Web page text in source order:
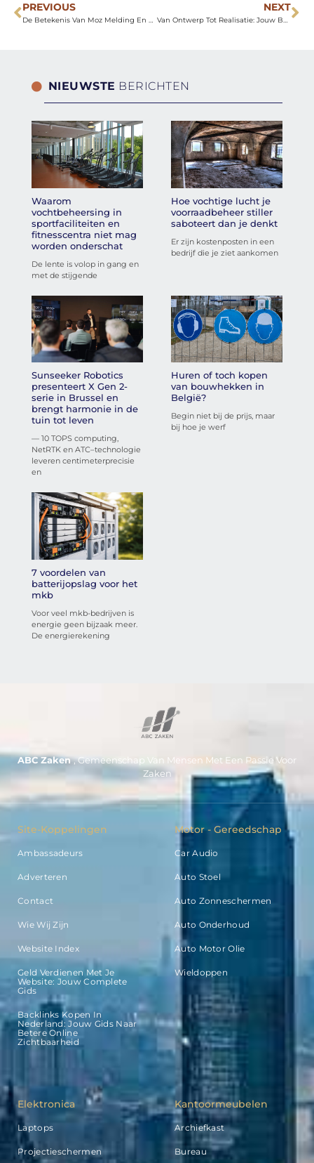
PREVIOUS
De Betekenis Van Moz Melding En Waarom Het Belangrijk Is
NEXT
Van Ontwerp Tot Realisatie: Jouw Beton Ciré Tafel Op Maat Laten Maken
NIEUWSTE BERICHTEN
Waarom
vochtbeheersing in
sportfaciliteiten en
fitnesscentra niet mag
worden onderschat
De lente is volop in gang en
met de stijgende
Hoe vochtige lucht je
voorraadbeheer stiller
saboteert dan je denkt
Er zijn kostenposten in een
bedrijf die je ziet aankomen
Sunseeker Robotics
presenteert X Gen 2-
serie in Brussel en
brengt harmonie in de
tuin tot leven
— 10 TOPS computing,
NetRTK en ATC–technologie
leveren centimeterprecisie
en
Huren of toch kopen
van bouwhekken in
België?
Begin niet bij de prijs, maar
bij hoe je werf
7 voordelen van
batterijopslag voor het
mkb
Voor veel mkb-bedrijven is
energie geen bijzaak meer.
De energierekening
ABC Zaken, Gemeenschap Van Mensen Met Een Passie Voor
Zaken
Site-Koppelingen
Ambassadeurs
Adverteren
Contact
Wie Wij Zijn
Website Index
Geld Verdienen Met Je
Website: Jouw Complete
Gids
Backlinks Kopen In
Nederland: Jouw Gids Naar
Betere Online
Zichtbaarheid
Motor - Gereedschap
Car Audio
Auto Stoel
Auto Zonneschermen
Auto Onderhoud
Auto Motor Olie
Wieldoppen
Elektronica
Laptops
Projectieschermen
Kantoormeubelen
Archiefkast
Bureau